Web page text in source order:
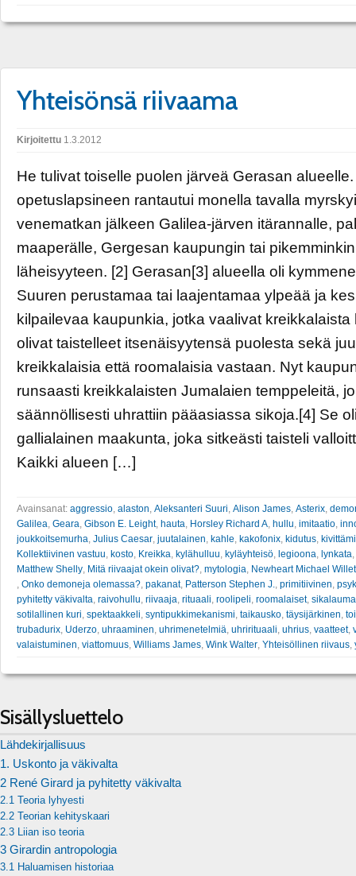
Yhteisönsä riivaama
Kirjoitettu 1.3.2012
He tulivat toiselle puolen järveä Gerasan
opetuslapsineen rantautui monella tavalla
venematkan jälkeen Galilea-järven itärannalle,
maaperälle, Gergesan kaupungin tai
läheisyyteen. [2] Gerasan[3] alueella oli
Suuren perustamaa tai laajentamaa ylpeää ja
kilpailevaa kaupunkia, jotka vaalivat kreikkalaista
olivat taistelleet itsenäisyytensä puolesta sekä
kreikkalaisia että roomalaisia vastaan. Nyt
runsaasti kreikkalaisten Jumalaien temppeleitä,
säännöllisesti uhrattiin pääasiassa sikoja.[4] Se
gallialainen maakunta, joka sitkeästi taisteli
Kaikki alueen […]
Avainsanat: aggressio, alaston, Aleksanteri Suuri, Alison James, Asterix,
Galilea, Geara, Gibson E. Leight, hauta, Horsley Richard A, hullu, imitaatio,
joukkoitsemurha, Julius Caesar, juutalainen, kahle, kakofonix, kidutus,
Kollektiivinen vastuu, kosto, Kreikka, kylähulluu, kyläyhteisö, legioona, lynkata,
Matthew Shelly, Mitä riivaajat okein olivat?, mytologia, Newheart Michael Willet
, Onko demoneja olemassa?, pakanat, Patterson Stephen J., primitiivinen,
pyhitetty väkivalta, raivohullu, riivaaja, rituaali, roolipeli, roomalaiset, sikalauma
sotilallinen kuri, spektaakkeli, syntipukkimekanismi, taikausko, täysijärkinen,
trubadurix, Uderzo, uhraaminen, uhrimenetelmiä, uhrirituaali, uhrius, vaatteet,
valaistuminen, viattomuus, Williams James, Wink Walter, Yhteisöllinen riivaus,
Sisällysluettelo
Lähdekirjallisuus
1. Uskonto ja väkivalta
2 René Girard ja pyhitetty väkivalta
2.1 Teoria lyhyesti
2.2 Teorian kehityskaari
2.3 Liian iso teoria
3 Girardin antropologia
3.1 Haluamisen historiaa